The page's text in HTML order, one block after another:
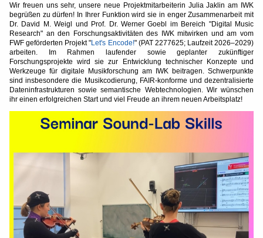
Wir freuen uns sehr, unsere neue Projektmitarbeiterin Julia Jaklin am IWK
begrüßen zu dürfen! In Ihrer Funktion wird sie in enger Zusammenarbeit mit
Dr. David M. Weigl und Prof. Dr. Werner Goebl im Bereich "Digital Music
Research" an den Forschungsaktivitäten des IWK mitwirken und am vom
FWF geförderten Projekt "Let's Encode!" (PAT 2277625; Laufzeit 2026–2029)
arbeiten. Im Rahmen laufender sowie geplanter zukünftiger
Forschungsprojekte wird sie zur Entwicklung technischer Konzepte und
Werkzeuge für digitale Musikforschung am IWK beitragen. Schwerpunkte
sind insbesondere die Musikcodierung, FAIR-konforme und dezentralisierte
Dateninfrastrukturen sowie semantische Webtechnologien. Wir wünschen
ihr einen erfolgreichen Start und viel Freude an ihrem neuen Arbeitsplatz!